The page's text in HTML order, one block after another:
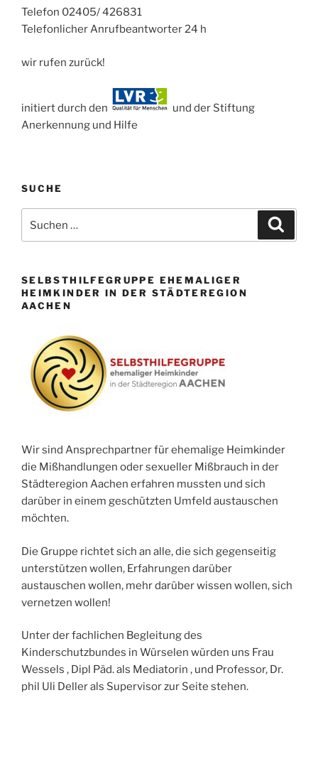
Telefon 02405/ 426831
Telefonlicher Anrufbeantworter 24 h
wir rufen zurück!
initiert durch den
und der Stiftung
Anerkennung und Hilfe
SUCHE
nach:
SELBSTHILFEGRUPPE EHEMALIGER
HEIMKINDER IN DER STÄDTEREGION
AACHEN
Wir sind Ansprechpartner für ehemalige Heimkinder
die Mißhandlungen oder sexueller Mißbrauch in der
Städteregion Aachen erfahren mussten und sich
darüber in einem geschützten Umfeld austauschen
möchten.
Die Gruppe richtet sich an alle, die sich gegenseitig
unterstützen wollen, Erfahrungen darüber
austauschen wollen, mehr darüber wissen wollen, sich
vernetzen wollen!
Unter der fachlichen Begleitung des
Kinderschutzbundes in Würselen würden uns Frau
Wessels , Dipl Päd. als Mediatorin , und Professor, Dr.
phil Uli Deller als Supervisor zur Seite stehen.